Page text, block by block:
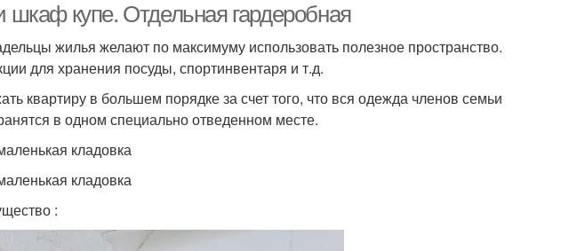
шкаф купе. Отдельная гардеробная
жилья желают по максимуму использовать полезное пространство.
для хранения посуды, спортинвентаря и т.д.
квартиру в большем порядке за счет того, что вся одежда членов семьи
в одном специально отведенном месте.
кладовка
кладовка
: